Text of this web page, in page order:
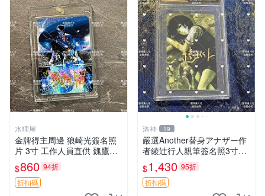
水狸屋
金牌得主周邊 狼崎光簽名照
片 3寸 工作人員直供 魏鷹純
藝術品 攝影作品推薦 帝國祈
禱精選 夜鷹純 質地鑽石級 攝
影周邊 攝影 照片收藏
$860 94折
折扣碼
洛神 19
嚴選Another替身アナザー作
者綾辻行人親筆簽名照3寸照
片含原裝卡磚實拍 Another替
身 アナザー 作者 簽名 照片
卡磚 實物
$1,430 95折
折扣碼